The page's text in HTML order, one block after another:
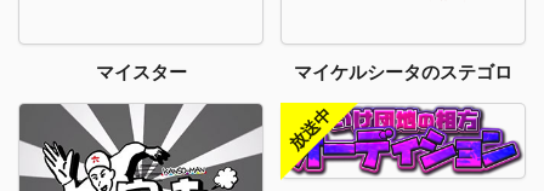
マイスター マイケルシータのステゴロ